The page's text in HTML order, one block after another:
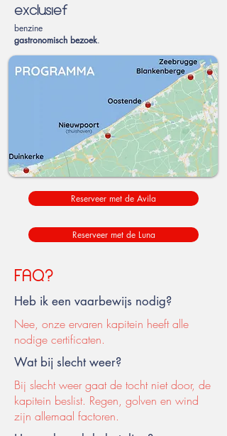
exclusief
benzine
gastronomisch bezoek.
Reserveer met de Avila
Reserveer met de Luna
FAQ?
Heb ik een vaarbewijs nodig?
Nee, onze ervaren kapitein heeft alle
nodige certificaten.
Wat bij slecht weer?
Bij slecht weer gaat de tocht niet door, de
kapitein beslist. Regen, golven en wind
zijn allemaal factoren.